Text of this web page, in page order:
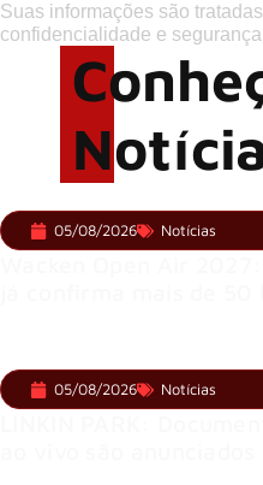
Suas informações são
confidencialidade e
05/08/2026 Notícias
05/08/2026 Notícias